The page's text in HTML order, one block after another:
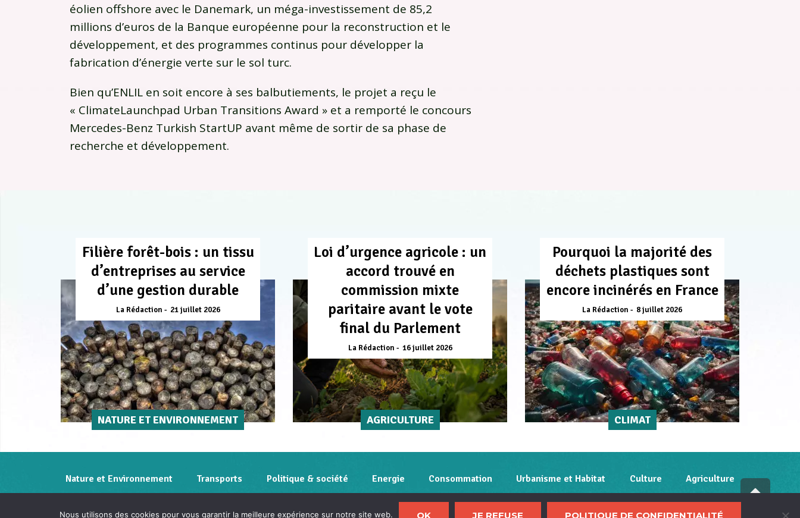
éolien offshore avec le Danemark, un méga-investissement de 85,2
millions d’euros de la Banque européenne pour la reconstruction et le
développement, et des programmes continus pour développer la
fabrication d’énergie verte sur le sol turc.
Bien qu’ENLIL en soit encore à ses balbutiements, le projet a reçu le
« ClimateLaunchpad Urban Transitions Award » et a remporté le concours
Mercedes-Benz Turkish StartUP avant même de sortir de sa phase de
recherche et développement.
Filière forêt-bois : un tissu
d’entreprises au service
d’une gestion durable
La Rédaction 21 juillet 2026
NATURE ET ENVIRONNEMENT
Loi d’urgence agricole : un
accord trouvé en
commission mixte
paritaire avant le vote
final du Parlement
La Rédaction 16 juillet 2026
AGRICULTURE
Pourquoi la majorité des
déchets plastiques sont
encore incinérés en France
La Rédaction 8 juillet 2026
CLIMAT
Nature et Environnement Transports Politique & société Energie Consommation Urbanisme et Habitat Culture Agriculture
Contact Qui sommes-nous Mentions légales Politique de confidentialité
Nous utilisons des cookies pour vous garantir la meilleure expérience sur notre site web. OK JE REFUSE POLITIQUE DE CONFIDENTIALITÉ